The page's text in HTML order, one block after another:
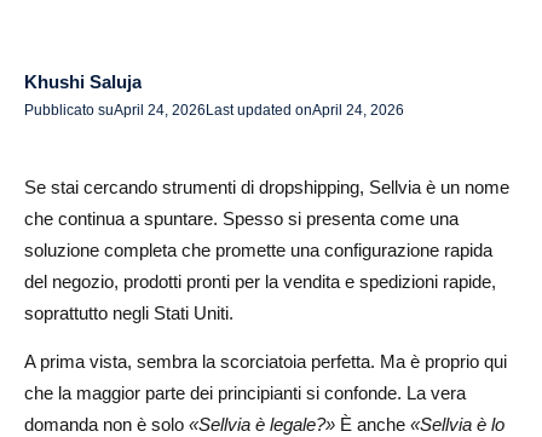
Pro e contro di Sellvia: cosa devi sapere prima di iniziare
Svantaggi dell'utilizzo di Sellvia
Per chi è meglio Sellvia
Chi dovrebbe evitare Sellvia
Dropshipper avanzati
Venditori globali
Khushi Saluja
Pubblicato suApril 24, 2026 Last updated onApril 24, 2026
Se stai cercando strumenti di dropshipping, Sellvia è un nome
che continua a spuntare. Spesso si presenta come una
soluzione completa che promette una configurazione rapida
del negozio, prodotti pronti per la vendita e spedizioni rapide,
soprattutto negli Stati Uniti.
A prima vista, sembra la scorciatoia perfetta. Ma è proprio qui
che la maggior parte dei principianti si confonde. La vera
domanda non è solo «Sellvia è legale?» È anche «Sellvia è lo